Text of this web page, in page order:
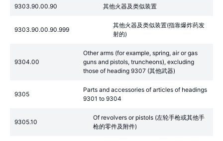
9303.90.00.90 其他火器及类似装置
9303.90.00.90.999
其他火器及类似装置(指靠爆炸药发
射的)
9304.00
Other arms (for example, spring, air or gas
guns and pistols, truncheons), excluding
those of heading 9307 (其他武器)
9305
Parts and accessories of articles of headings
9301 to 9304
9305.10
Of revolvers or pistols (左轮手枪或其他手
枪的零件及附件)